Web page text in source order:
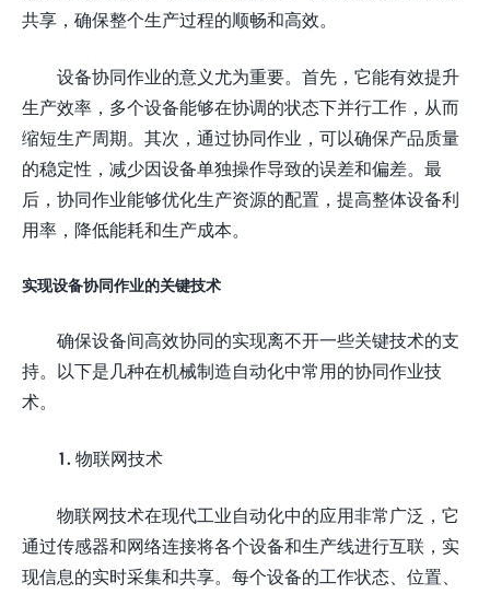
共享，确保整个生产过程的顺畅和高效。
设备协同作业的意义尤为重要。首先，它能有效提升
生产效率，多个设备能够在协调的状态下并行工作，从而
缩短生产周期。其次，通过协同作业，可以确保产品质量
的稳定性，减少因设备单独操作导致的误差和偏差。最
后，协同作业能够优化生产资源的配置，提高整体设备利
用率，降低能耗和生产成本。
实现设备协同作业的关键技术
确保设备间高效协同的实现离不开一些关键技术的支
持。以下是几种在机械制造自动化中常用的协同作业技
术。
1. 物联网技术
物联网技术在现代工业自动化中的应用非常广泛，它
通过传感器和网络连接将各个设备和生产线进行互联，实
现信息的实时采集和共享。每个设备的工作状态、位置、